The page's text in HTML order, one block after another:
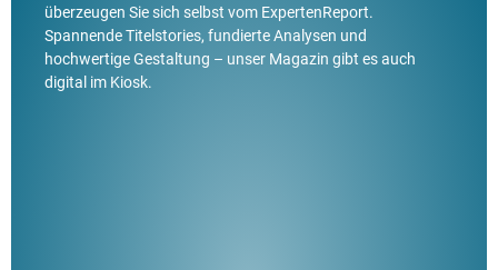
überzeugen Sie sich selbst vom ExpertenReport.
Spannende Titelstories, fundierte Analysen und
hochwertige Gestaltung – unser Magazin gibt es auch
digital im Kiosk.